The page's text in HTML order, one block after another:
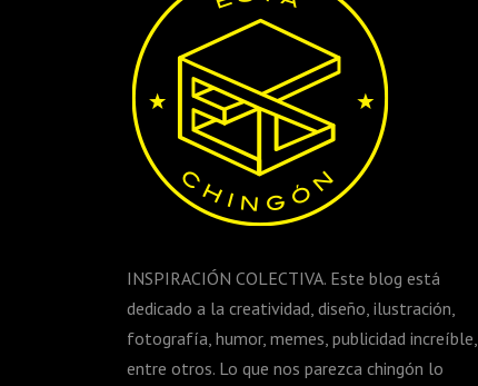
INSPIRACIÓN COLECTIVA. Este blog está
dedicado a la creatividad, diseño, ilustración,
fotografía, humor, memes, publicidad increíble,
entre otros. Lo que nos parezca chingón lo